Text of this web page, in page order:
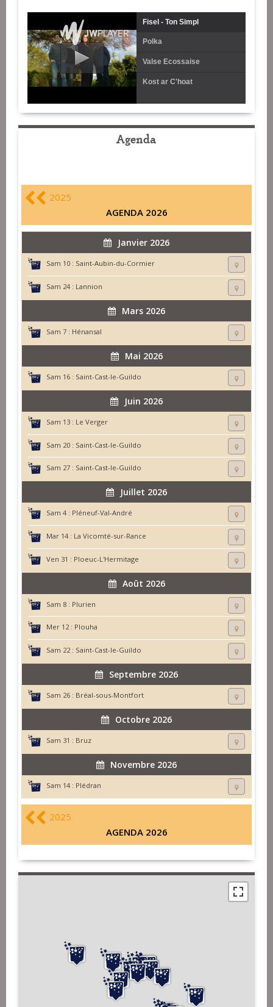
Fisel - Ton Simpl
Polka
Valse Ecossaise
Kost ar C'hoat
Agenda
2025
AGENDA 2026
Janvier 2026
Sam 10 : Saint-Aubin-du-Cormier
Sam 24 : Lannion
Mars 2026
Sam 7 : Hénansal
Mai 2026
Sam 16 : Saint-Cast-le-Guildo
Juin 2026
Sam 13 : Le Verger
Sam 20 : Saint-Cast-le-Guildo
Sam 27 : Saint-Cast-le-Guildo
Juillet 2026
Sam 4 : Pléneuf-Val-André
Mar 14 : La Vicomté-sur-Rance
Ven 31 : Ploeuc-L'Hermitage
Août 2026
Sam 8 : Plurien
Mer 12 : Plouha
Sam 22 : Saint-Cast-le-Guildo
Septembre 2026
Sam 26 : Bréal-sous-Montfort
Octobre 2026
Sam 31 : Bruz
Novembre 2026
Sam 14 : Plédran
2025
AGENDA 2026